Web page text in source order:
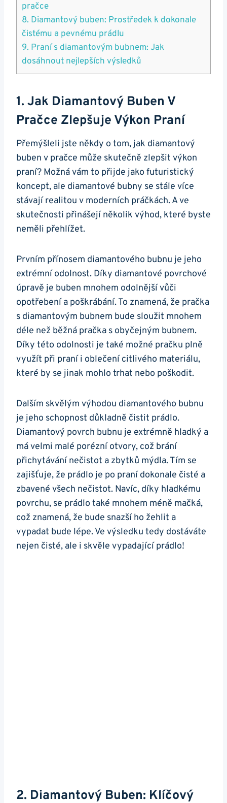
pračce
8. ‍Diamantový buben: Prostředek ⁢k dokonale
‌čistému a ‍pevnému prádlu
9. Praní s diamantovým bubnem:⁢ Jak‌
dosáhnout nejlepších výsledků
1. Jak Diamantový Buben V
Pračce Zlepšuje Výkon Praní
Přemýšleli jste někdy o tom, ‌jak diamantový
buben v pračce může skutečně zlepšit výkon
praní? Možná vám to přijde jako futuristický
koncept, ⁣ale ⁤diamantové bubny se ​stále více
stávají realitou v moderních práčkách. A ve⁢
skutečnosti přinášejí několik výhod,​ které ⁤byste
neměli přehlížet.
Prvním⁤ přínosem‍ diamantového bubnu je jeho
extrémní odolnost. ⁤Díky⁢ diamantové povrchové
úpravě je buben mnohem odolnější​ vůči
opotřebení​ a poškrábání. To znamená, že ​pračka
s ⁢diamantovým bubnem⁤ bude ⁤sloužit ‍mnohem
déle než ‌běžná pračka⁢ s obyčejným bubnem.
Díky této odolnosti‍ je také možné⁣ pračku plně⁣
využít při praní ⁤i oblečení⁣ citlivého materiálu,
které by⁣ se ‌jinak​ mohlo​ trhat nebo poškodit.
Dalším‌ skvělým výhodou diamantového bubnu
je jeho schopnost důkladně čistit prádlo.
Diamantový povrch⁣ bubnu⁢ je ‌extrémně ⁤hladký⁤ a
má ⁤velmi malé porézní otvory,⁤ což brání
přichytávání nečistot‍ a zbytků mýdla. Tím ⁣se⁣
zajišťuje, ​že prádlo je po praní‌ dokonale čisté a
zbavené ‌všech nečistot. Navíc, díky ⁤hladkému
povrchu, se prádlo také ⁣mnohem⁢ méně mačká,
‍což znamená, že bude‌ snazší ho‌ žehlit a
vypadat bude lépe. ‌Ve výsledku tedy dostáváte
nejen čisté, ale i ⁢skvěle​ vypadající prádlo!
2. Diamantový Buben: ⁢Klíčový⁣